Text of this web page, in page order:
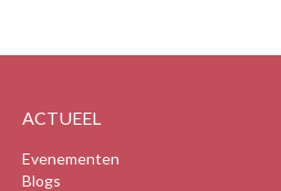
ACTUEEL
Evenementen
Blogs